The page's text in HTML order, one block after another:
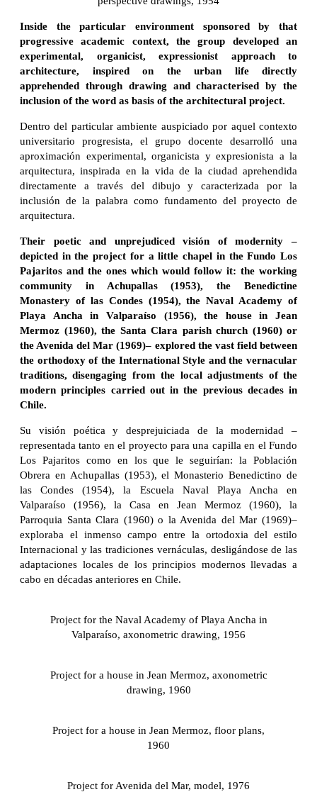
Inside the particular environment sponsored by that
progressive academic context, the group developed an
experimental, organicist, expressionist approach to
architecture, inspired on the urban life directly
apprehended through drawing and characterised by the
inclusion of the word as basis of the architectural project.
Dentro del particular ambiente auspiciado por aquel contexto
universitario progresista, el grupo docente desarrolló una
aproximación experimental, organicista y expresionista a la
arquitectura, inspirada en la vida de la ciudad aprehendida
directamente a través del dibujo y caracterizada por la
inclusión de la palabra como fundamento del proyecto de
arquitectura.
Their poetic and unprejudiced visión of modernity –
depicted in the project for a little chapel in the Fundo Los
Pajaritos and the ones which would follow it: the working
community in Achupallas (1953), the Benedictine
Monastery of las Condes (1954), the Naval Academy of
Playa Ancha in Valparaíso (1956), the house in Jean
Mermoz (1960), the Santa Clara parish church (1960) or
the Avenida del Mar (1969)– explored the vast field between
the orthodoxy of the International Style and the vernacular
traditions, disengaging from the local adjustments of the
modern principles carried out in the previous decades in
Chile.
Su visión poética y desprejuiciada de la modernidad –
representada tanto en el proyecto para una capilla en el Fundo
Los Pajaritos como en los que le seguirían: la Población
Obrera en Achupallas (1953), el Monasterio Benedictino de
las Condes (1954), la Escuela Naval Playa Ancha en
Valparaíso (1956), la Casa en Jean Mermoz (1960), la
Parroquia Santa Clara (1960) o la Avenida del Mar (1969)–
exploraba el inmenso campo entre la ortodoxia del estilo
Internacional y las tradiciones vernáculas, desligándose de las
adaptaciones locales de los principios modernos llevadas a
cabo en décadas anteriores en Chile.
Project for the Naval Academy of Playa Ancha in
Valparaíso, axonometric drawing, 1956
Project for a house in Jean Mermoz, axonometric
drawing, 1960
Project for a house in Jean Mermoz, floor plans,
1960
Project for Avenida del Mar, model, 1976